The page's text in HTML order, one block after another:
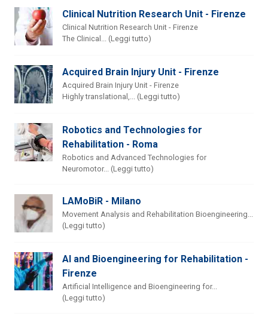
Clinical Nutrition Research Unit - Firenze
Clinical Nutrition Research Unit - Firenze
The Clinical... (Leggi tutto)
Acquired Brain Injury Unit - Firenze
Acquired Brain Injury Unit - Firenze
Highly translational,... (Leggi tutto)
Robotics and Technologies for
Rehabilitation - Roma
Robotics and Advanced Technologies for
Neuromotor... (Leggi tutto)
LAMoBiR - Milano
Movement Analysis and Rehabilitation Bioengineering...
(Leggi tutto)
AI and Bioengineering for Rehabilitation -
Firenze
Artificial Intelligence and Bioengineering for...
(Leggi tutto)